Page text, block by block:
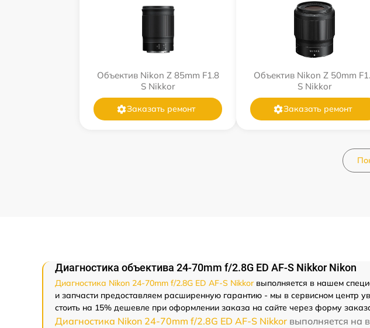
Объектив Nikon Z 85mm F1.8
S Nikkor
Заказать ремонт
Объектив Nikon Z 50mm
S Nikkor
Заказать ремонт
Диагностика объектива 24-70mm f/2.8G ED AF-S Nikkor Nikon
Диагностика Nikon 24-70mm f/2.8G ED AF-S Nikkorвыполняется в нашем
и запчасти предоставляем расширенную гарантию - мы в сервисном центр
стоить на 15% дешевле при оформлении заказа на сайте через форму
Диагностика Nikon 24-70mm f/2.8G ED AF-S Nikkor выполняется на